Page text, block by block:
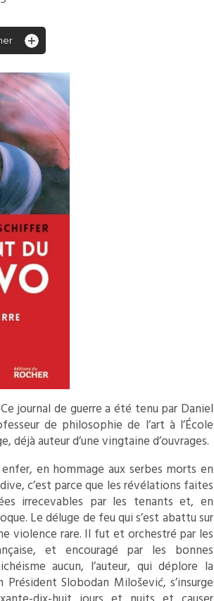
journal de guerre a été tenu par Daniel
de philosophie de l’art à l’École
déjà auteur d’une vingtaine d’ouvrages.
en hommage aux serbes morts en
c’est parce que les révélations faites
irrecevables par les tenants et, en
Le déluge de feu qui s’est abattu sur
violence rare. Il fut et orchestré par les
et encouragé par les bonnes
aucun, l’auteur, qui déplore la
Slobodan Milošević, s’insurge